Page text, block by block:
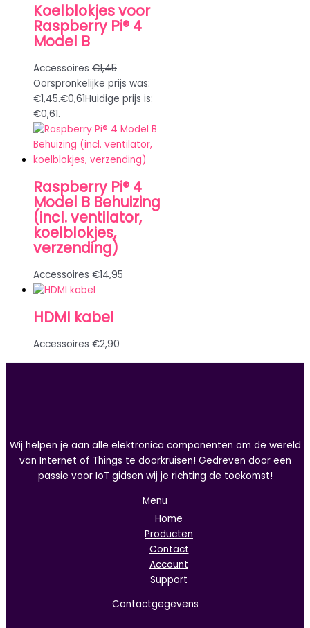
Koelblokjes voor
Raspberry Pi® 4
Model B
Accessoires €1,45
Oorspronkelijke prijs was:
€1,45.€0,61Huidige prijs is:
€0,61.
Raspberry Pi® 4
Model B Behuizing
(incl. ventilator,
koelblokjes,
verzending)
Accessoires €14,95
HDMI kabel
Accessoires €2,90
Wij helpen je aan alle elektronica componenten om de wereld
van Internet of Things te doorkruisen! Gedreven door een
passie voor IoT gidsen wij je richting de toekomst!
Menu
Home
Producten
Contact
Account
Support
Contactgegevens